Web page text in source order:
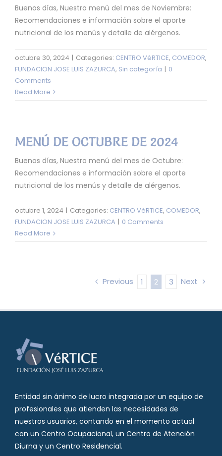
Buenos días, Nuestro menú del mes de Noviembre:
Recomendaciones e información sobre el aporte
nutricional de los menús y detalle de alérgenos.
octubre 30, 2024 | Categories: CENTRO VéRTICE, COMEDOR,
FUNDACION JOSE LUIS ZAZURCA, Sin categoría | 0
Comments
Read More
MENÚ DE OCTUBRE DE 2024
Buenos días, Nuestro menú del mes de Octubre:
Recomendaciones e información sobre el aporte
nutricional de los menús y detalle de alérgenos.
octubre 1, 2024 | Categories: CENTRO VéRTICE, COMEDOR,
FUNDACION JOSE LUIS ZAZURCA | 0 Comments
Read More
Previous 1 2 3 Next
Entidad sin ánimo de lucro integrada por un equipo de
profesionales que atienden las necesidades de
nuestros usuarios, contando en el momento actual
con un Centro Ocupacional, un Centro de Atención
Diurna y un Centro Residencial.